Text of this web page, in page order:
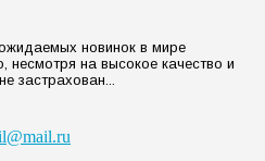
новинок в мире
несмотря на высокое качество и
застрахован...